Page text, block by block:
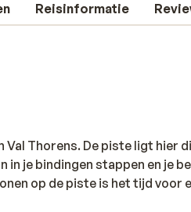
Reisinformatie
Val Thorens. De piste ligt hier
in je bindingen stappen en je
op de piste is het tijd voor
want met de ligging in het